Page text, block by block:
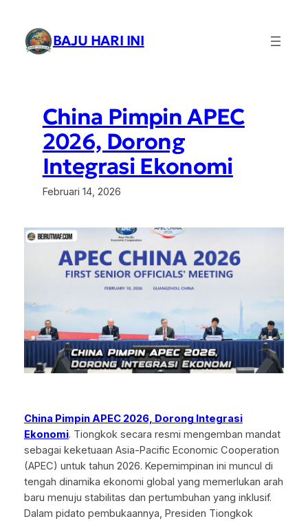
konten
BAJU HARI INI
China Pimpin APEC
2026, Dorong
Integrasi Ekonomi
Februari 14, 2026
China Pimpin APEC 2026, Dorong Integrasi
Ekonomi. Tiongkok secara resmi mengemban mandat
sebagai keketuaan Asia-Pacific Economic Cooperation
(APEC) untuk tahun 2026. Kepemimpinan ini muncul di
tengah dinamika ekonomi global yang memerlukan arah
baru menuju stabilitas dan pertumbuhan yang inklusif.
Dalam pidato pembukaannya, Presiden Tiongkok